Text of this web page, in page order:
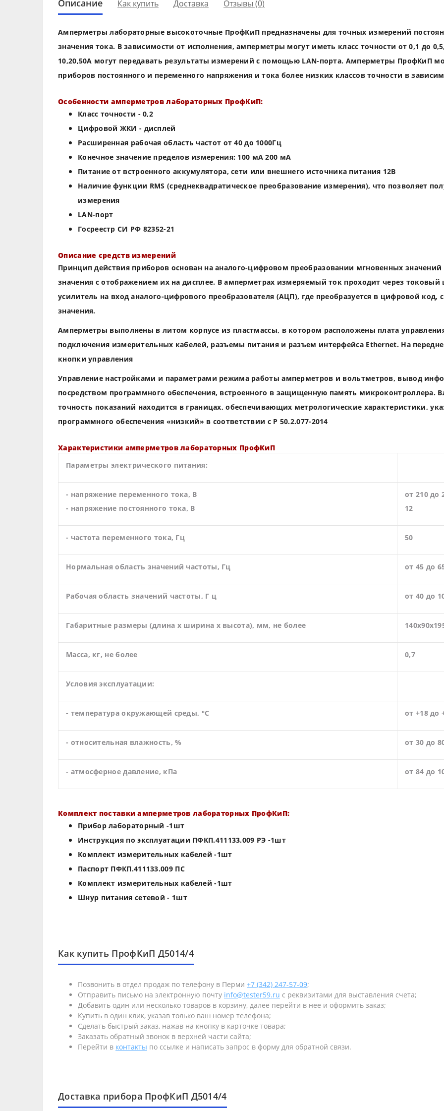
Описание Как купить Доставка Отзывы (0)
Амперметры лабораторные высокоточные ПрофКиП предназначены для точных измерений
значения тока. В зависимости от исполнения, амперметры могут иметь класс точности от 0,1 до
10,20,50А могут передавать результаты измерений с помощью LAN-порта. Амперметры ПрофКиП
приборов постоянного и переменного напряжения и тока более низких классов точности в
Особенности амперметров лабораторных ПрофКиП:
Класс точности - 0,2
Цифровой ЖКИ - дисплей
Расширенная рабочая область частот от 40 до 1000Гц
Конечное значение пределов измерения: 100 мА 200 мА
Питание от встроенного аккумулятора, сети или внешнего источника питания 12В
Наличие функции RMS (среднеквадратическое преобразование измерения), что позволяет
измерения
LAN-порт
Госреестр СИ РФ 82352-21
Описание средств измерений
Принцип действия приборов основан на аналого-цифровом преобразовании мгновенных
значения с отображением их на дисплее. В амперметрах измеряемый ток проходит через токовый
усилитель на вход аналого-цифрового преобразователя (АЦП), где преобразуется в цифровой
значения.
Амперметры выполнены в литом корпусе из пластмассы, в котором расположены плата
подключения измерительных кабелей, разъемы питания и разъем интерфейса Ethernet. На
кнопки управления
Управление настройками и параметрами режима работы амперметров и вольтметров, вывод
посредством программного обеспечения, встроенного в защищенную память микроконтроллера.
точность показаний находится в границах, обеспечивающих метрологические характеристики,
программного обеспечения «низкий» в соответствии с Р 50.2.077-2014
Характеристики амперметров лабораторных ПрофКиП
Параметры электрического питания:
- напряжение переменного тока, В
- напряжение постоянного тока, В
от 210 до
12
- частота переменного тока, Гц 50
Нормальная область значений частоты, Гц от 45 до
Рабочая область значений частоты, Г ц от 40 до
Габаритные размеры (длина х ширина х высота), мм, не более
Масса, кг, не более 0,7
Условия эксплуатации:
- температура окружающей среды, °С от +18 до
- относительная влажность, % от 30 до
- атмосферное давление, кПа от 84 до
Комплект поставки амперметров лабораторных ПрофКиП:
Прибор лабораторный -1шт
Инструкция по эксплуатации ПФКП.411133.009 РЭ -1шт
Комплект измерительных кабелей -1шт
Паспорт ПФКП.411133.009 ПС
Комплект измерительных кабелей -1шт
Шнур питания сетевой - 1шт
Как купить ПрофКиП Д5014/4
Позвонить в отдел продаж по телефону в Перми +7 (342) 247-57-09;
Отправить письмо на электронную почту info@tester59.ru с реквизитами для выставления счета;
Добавить один или несколько товаров в корзину, далее перейти в нее и оформить заказ;
Купить в один клик, указав только ваш номер телефона;
Сделать быстрый заказ, нажав на кнопку в карточке товара;
Заказать обратный звонок в верхней части сайта;
Перейти в контакты по ссылке и написать запрос в форму для обратной связи.
Доставка прибора ПрофКиП Д5014/4